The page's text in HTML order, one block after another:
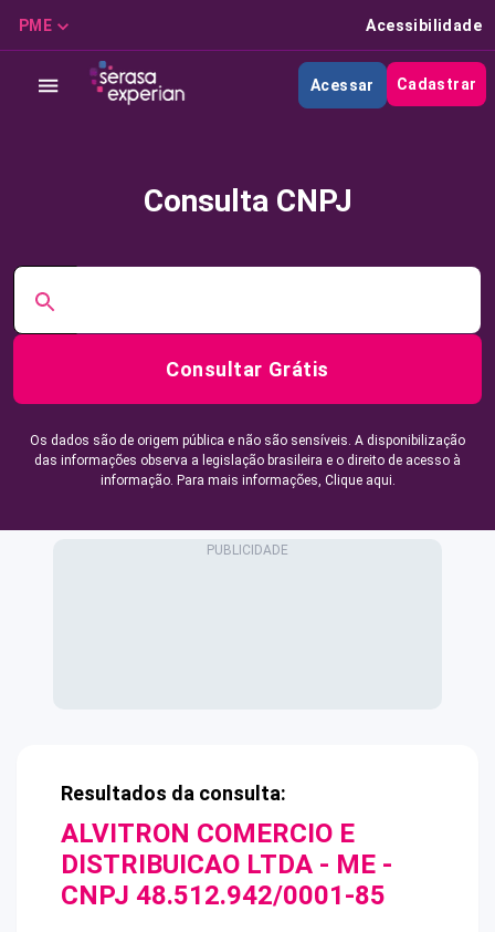
PME Acessibilidade
Acessar Cadastrar
Consulta CNPJ
Consultar Grátis
Os dados são de origem pública e não são sensíveis. A disponibilização
das informações observa a legislação brasileira e o direito de acesso à
informação. Para mais informações, Clique aqui.
Resultados da consulta:
ALVITRON COMERCIO E
DISTRIBUICAO LTDA - ME -
CNPJ 48.512.942/0001-85